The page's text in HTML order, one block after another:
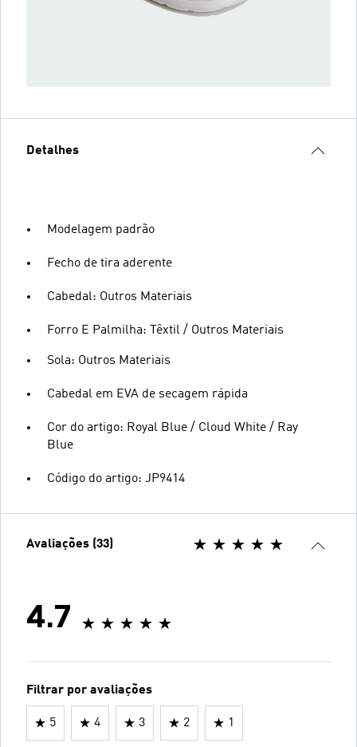
Detalhes
Modelagem padrão
Fecho de tira aderente
Cabedal: Outros Materiais
Forro E Palmilha: Têxtil / Outros Materiais
Sola: Outros Materiais
Cabedal em EVA de secagem rápida
Cor do artigo: Royal Blue / Cloud White / Ray
Blue
Código do artigo: JP9414
Avaliações (33)
4.7
Filtrar por avaliações
5 4 3 2 1